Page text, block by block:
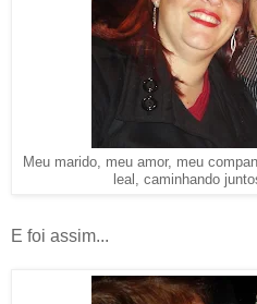
Meu marido, meu amor, meu
leal, caminhando
E foi assim...